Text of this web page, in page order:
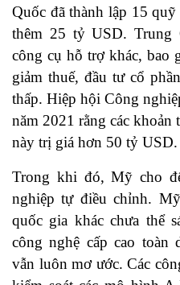
Quốc đã thành lập 15
thêm 25 tỷ USD. Trung
công cụ hỗ trợ khác, bao
giảm thuế, đầu tư cổ
thấp. Hiệp hội Công
năm 2021 rằng các khoản
này trị giá hơn 50 tỷ USD.
Trong khi đó, Mỹ cho
nghiệp tự điều chỉnh.
quốc gia khác chưa thể
công nghệ cấp cao toàn
vẫn luôn mơ ước. Các